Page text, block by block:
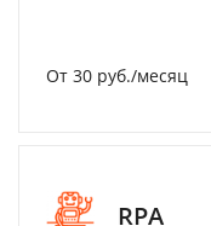
От 30 руб./месяц
RPA